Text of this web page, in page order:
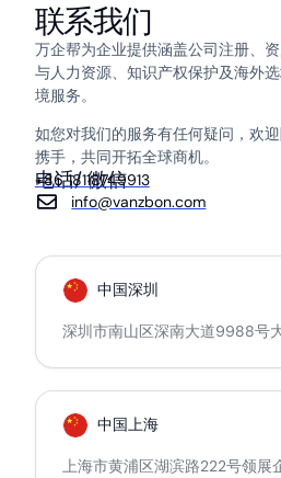
联系我们
万企帮为企业提供涵盖公司注册、
与人力资源、知识产权保护及海外
境服务。
如您对我们的服务有任何疑问，欢
携手，共同开拓全球商机。
电话/ 微信
+86 18118749913
info@vanzbon.com
中国深圳
深圳市南山区深南大道9988号
中国上海
上海市黄浦区湖滨路222号领展